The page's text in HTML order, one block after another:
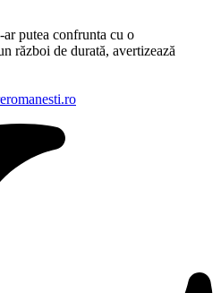
putea confrunta cu o
război de durată, avertizează